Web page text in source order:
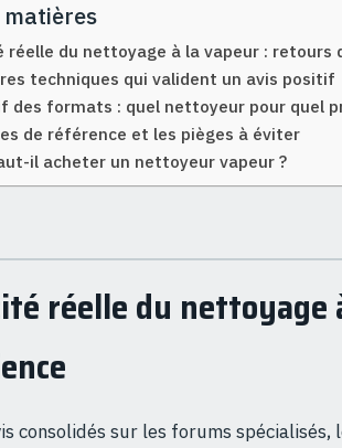
matières
réelle du nettoyage à la vapeur : retours
techniques qui valident un avis positif
des formats : quel nettoyeur pour quel
de référence et les pièges à éviter
il acheter un nettoyeur vapeur ?
réelle du
consolidés sur les forums